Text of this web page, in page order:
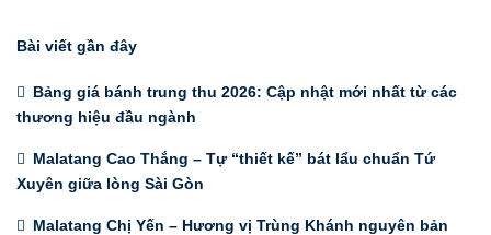
Bài viết gần đây
Bảng giá bánh trung thu 2026: Cập nhật mới nhất từ các
thương hiệu đầu ngành
Malatang Cao Thắng – Tự “thiết kế” bát lẩu chuẩn Tứ
Xuyên giữa lòng Sài Gòn
Malatang Chị Yến – Hương vị Trùng Khánh nguyên bản